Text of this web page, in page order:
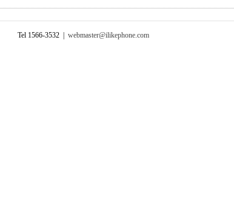
Tel 1566-3532 | webmaster@ilikephone.com